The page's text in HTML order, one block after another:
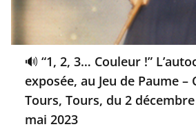
🔊 “1, 2, 3… Couleur !”
exposée, au Jeu de Paume –
Tours, Tours, du 2
mai 2023